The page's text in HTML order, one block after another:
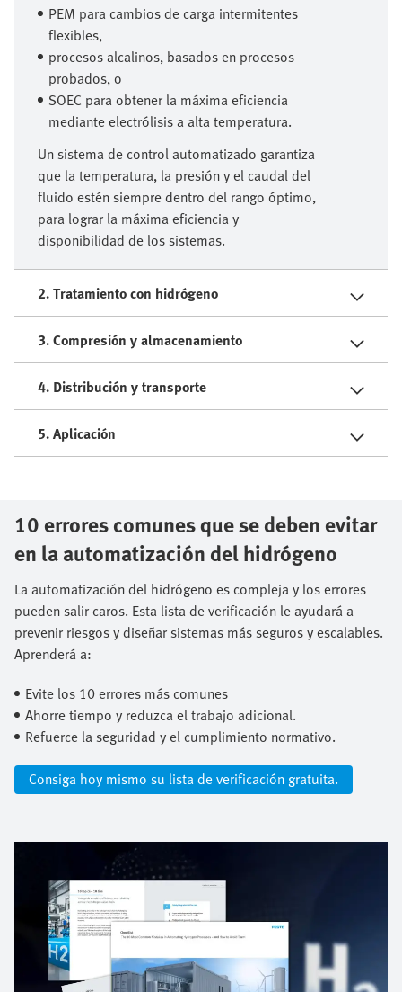
PEM para cambios de carga intermitentes
flexibles,
procesos alcalinos, basados en procesos
probados, o
SOEC para obtener la máxima eficiencia
mediante electrólisis a alta temperatura.
Un sistema de control automatizado garantiza
que la temperatura, la presión y el caudal del
fluido estén siempre dentro del rango óptimo,
para lograr la máxima eficiencia y
disponibilidad de los sistemas.
2. Tratamiento con hidrógeno
3. Compresión y almacenamiento
4. Distribución y transporte
5. Aplicación
10 errores comunes que se deben evitar
en la automatización del hidrógeno
La automatización del hidrógeno es compleja y los errores
pueden salir caros. Esta lista de verificación le ayudará a
prevenir riesgos y diseñar sistemas más seguros y escalables.
Aprenderá a:​
Evite los 10 errores más comunes​
Ahorre tiempo y reduzca el trabajo adicional.​
Refuerce la seguridad y el cumplimiento normativo.
Consiga hoy mismo su lista de verificación gratuita.